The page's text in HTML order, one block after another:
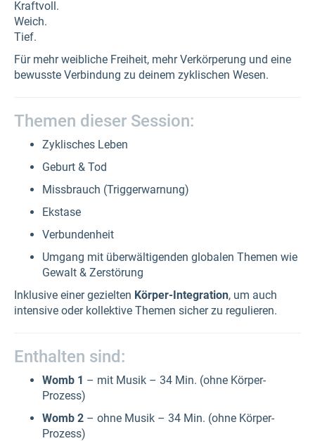
Kraftvoll.
Weich.
Tief.
Für mehr weibliche Freiheit, mehr Verkörperung und eine
bewusste Verbindung zu deinem zyklischen Wesen.
Themen dieser Session:
Zyklisches Leben
Geburt & Tod
Missbrauch (Triggerwarnung)
Ekstase
Verbundenheit
Umgang mit überwältigenden globalen Themen wie
Gewalt & Zerstörung
Inklusive einer gezielten Körper-Integration, um auch
intensive oder kollektive Themen sicher zu regulieren.
Enthalten sind:
Womb 1 – mit Musik – 34 Min. (ohne Körper-
Prozess)
Womb 2 – ohne Musik – 34 Min. (ohne Körper-
Prozess)